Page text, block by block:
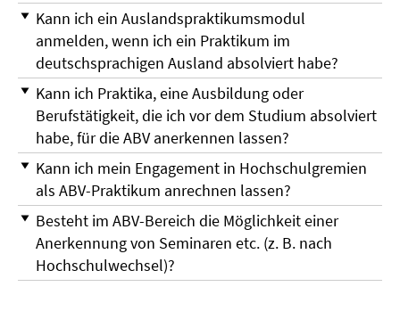
Kann ich ein Auslandspraktikumsmodul
anmelden, wenn ich ein Praktikum im
deutschsprachigen Ausland absolviert habe?
Kann ich Praktika, eine Ausbildung oder
Berufstätigkeit, die ich vor dem Studium absolviert
habe, für die ABV anerkennen lassen?
Kann ich mein Engagement in Hochschulgremien
als ABV-Praktikum anrechnen lassen?
Besteht im ABV-Bereich die Möglichkeit einer
Anerkennung von Seminaren etc. (z. B. nach
Hochschulwechsel)?